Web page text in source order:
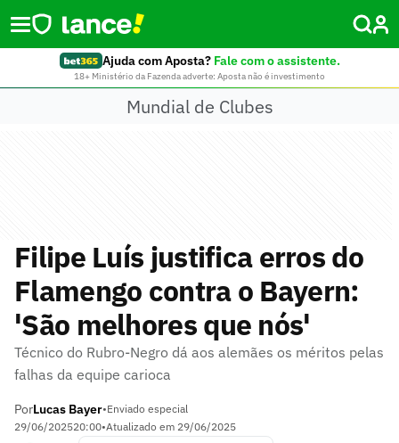
Ajuda com Aposta? Fale com o assistente.
18+ Ministério da Fazenda adverte: Aposta não é investimento
Mundial de Clubes
Filipe Luís justifica erros do
Flamengo contra o Bayern:
'São melhores que nós'
Técnico do Rubro-Negro dá aos alemães os méritos pelas
falhas da equipe carioca
PorLucas Bayer•Enviado especial
29/06/202520:00•Atualizado em 29/06/2025